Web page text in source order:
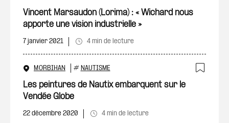
Vincent Marsaudon (Lorima) : « Wichard nous
apporte une vision industrielle »
7 janvier 2021 4 min de lecture
MORBIHAN # NAUTISME
Les peintures de Nautix embarquent sur le
Vendée Globe
22 décembre 2020 4 min de lecture